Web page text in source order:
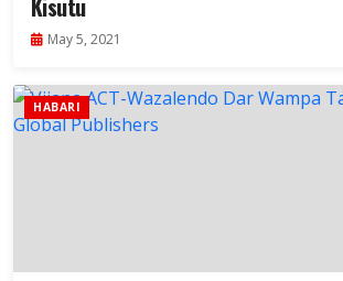
Kisutu
May 5, 2021
HABARI